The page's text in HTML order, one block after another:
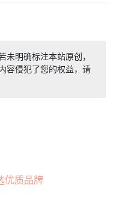
未明确标注本站原创，
容侵犯了您的权益，请